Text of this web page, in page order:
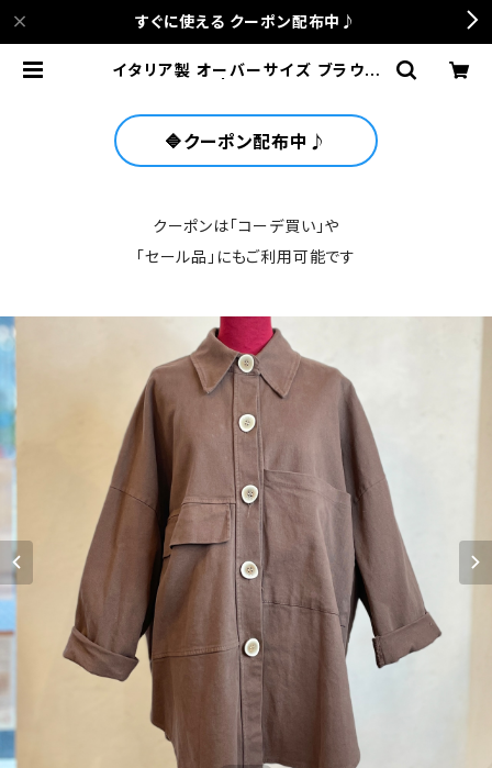
すぐに使える クーポン配布中♪
イタリア製 オーバーサイズ ブラウン
🔷クーポン配布中♪
クーポンは「コーデ買い」や
「セール品」にもご利用可能です